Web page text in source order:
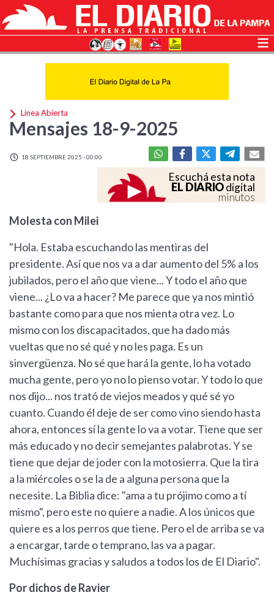
Linea Abierta
Mensajes 18-9-2025
18 SEPTIEMBRE 2025 - 00:00
Escuchá esta nota
EL DIARIOdigital
minutos
Molesta con Milei
"Hola. Estaba escuchando las mentiras del
presidente. Así que nos va a dar aumento del 5% a los
jubilados, pero el año que viene... Y todo el año que
viene... ¿Lo va a hacer? Me parece que ya nos mintió
bastante como para que nos mienta otra vez. Lo
mismo con los discapacitados, que ha dado más
vueltas que no sé qué y no les paga. Es un
sinvergüenza. No sé que hará la gente, lo ha votado
mucha gente, pero yo no lo pienso votar. Y todo lo que
nos dijo... nos trató de viejos meados y qué sé yo
cuanto. Cuando él deje de ser como vino siendo hasta
ahora, entonces sí la gente lo va a votar. Tiene que ser
más educado y no decir semejantes palabrotas. Y se
tiene que dejar de joder con la motosierra. Que la tira
a la miércoles o se la de a alguna persona que la
necesite. La Biblia dice: "ama a tu prójimo como a tí
mismo", pero este no quiere a nadie. A los únicos que
quiere es a los perros que tiene. Pero el de arriba se va
a encargar, tarde o temprano, las va a pagar.
Muchísimas gracias y saludos a todos los de El Diario".
Por dichos de Ravier